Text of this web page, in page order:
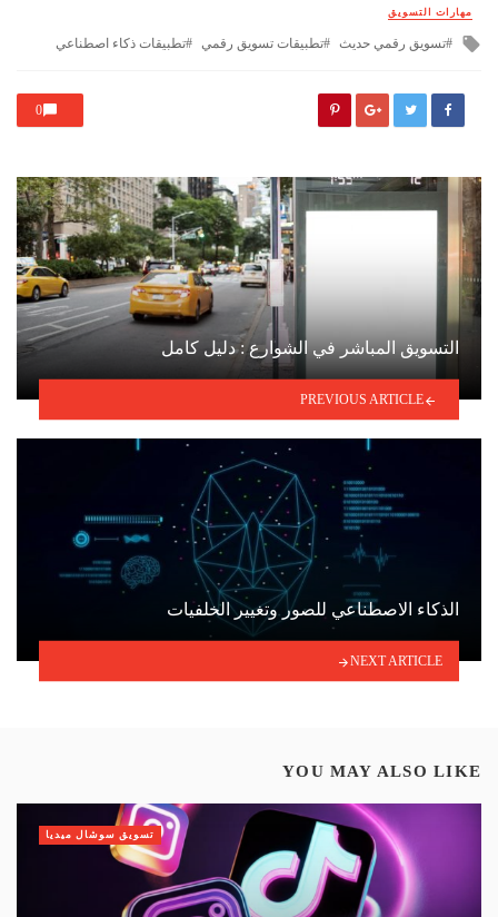
مهارات التسويق
Tagged
تسويق رقمي حديث تطبيقات تسويق رقمي تطبيقات ذكاء اصطناعي
0
التسويق المباشر في الشوارع : دليل كامل
PREVIOUS ARTICLE
الذكاء الاصطناعي للصور وتغيير الخلفيات
NEXT ARTICLE
YOU MAY ALSO LIKE
تسويق سوشال ميديا